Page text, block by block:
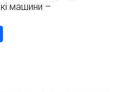
машини –